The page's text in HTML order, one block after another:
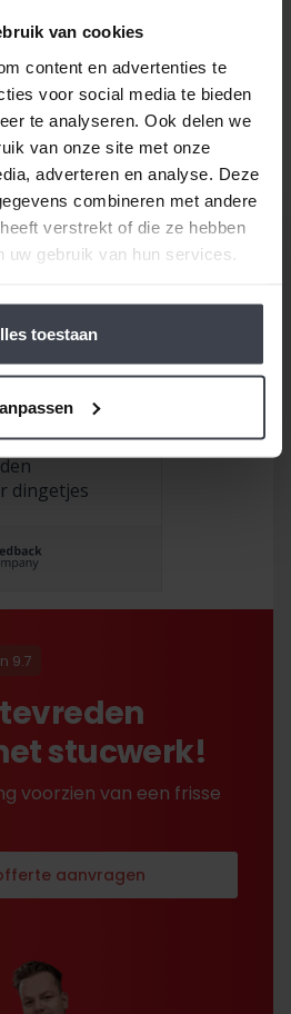
van cookies
content en advertenties te
voor social media te bieden
te analyseren. Ook delen we
van onze site met onze
adverteren en analyse. Deze
combineren met andere
verstrekt of die ze hebben
gebruik van hun services.
toestaan
naar nóg meer gemak voor
maat inmeten en realiseren.
een echte Slegers
dingetjes
Duurde
na
9.7
stucwerk!
voorzien van een frisse
aanvragen